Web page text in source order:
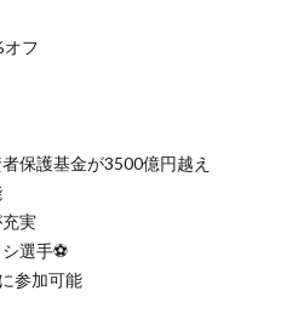
オフ
保護基金が3500億円越え
実
選手⚽
参加可能